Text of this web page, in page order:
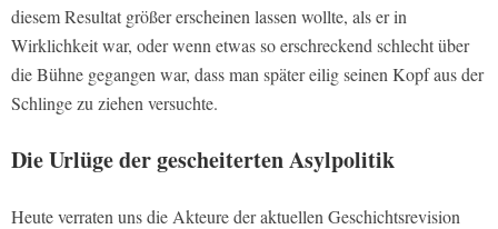
diesem Resultat größer erscheinen lassen wollte, als er in
Wirklichkeit war, oder wenn etwas so erschreckend schlecht über
die Bühne gegangen war, dass man später eilig seinen Kopf aus der
Schlinge zu ziehen versuchte.
Die Urlüge der gescheiterten Asylpolitik
Heute verraten uns die Akteure der aktuellen Geschichtsrevision